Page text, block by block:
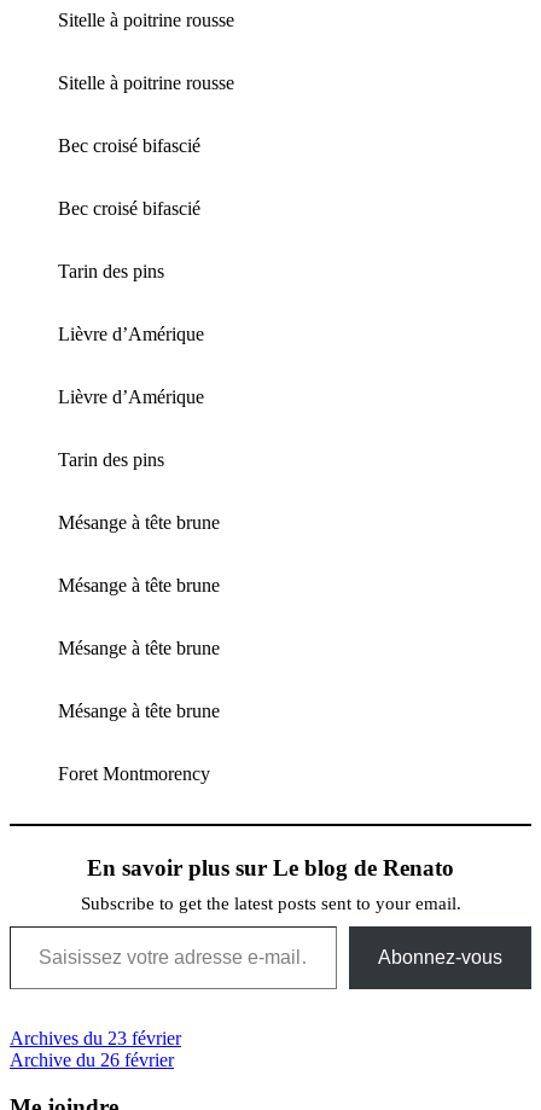
Sitelle à poitrine rousse
Sitelle à poitrine rousse
Bec croisé bifascié
Bec croisé bifascié
Tarin des pins
Lièvre d’Amérique
Lièvre d’Amérique
Tarin des pins
Mésange à tête brune
Mésange à tête brune
Mésange à tête brune
Mésange à tête brune
Foret Montmorency
En savoir plus sur Le blog de Renato
Subscribe to get the latest posts sent to your email.
Saisissez votre adresse e-mail…
Abonnez-vous
Navigation
de
Previous
Post:
Archives du 23 février
Next
Archive du 26 février